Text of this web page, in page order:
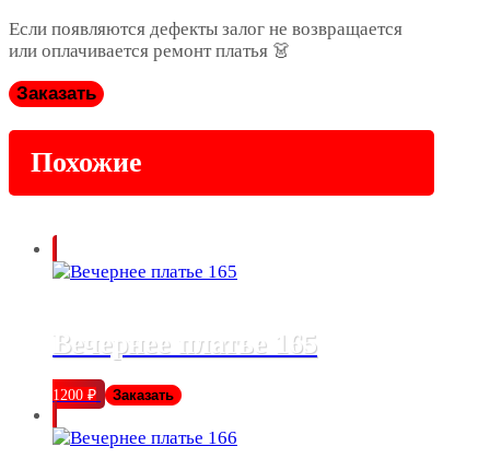
Если появляются дефекты залог не возвращается
или оплачивается ремонт платья 👗
Заказать
Похожие
Вечернее платье 165
1200 ₽ Заказать